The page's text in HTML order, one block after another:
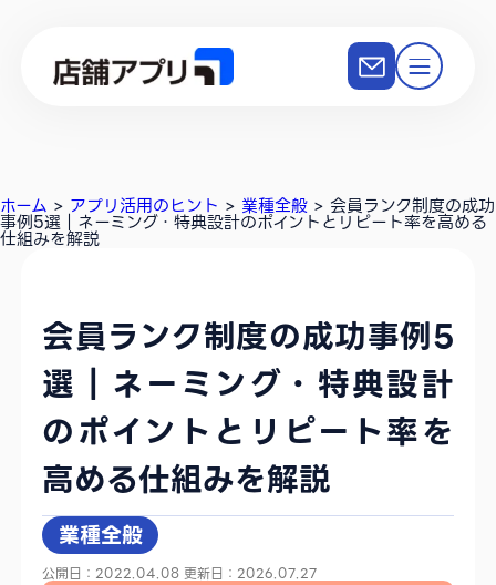
ホーム >アプリ活用のヒント > 業種全般 > 会員ランク制度の成功
事例5選｜ネーミング・特典設計のポイントとリピート率を高める
仕組みを解説
会員ランク制度の成功事例5
選｜ネーミング・特典設計
のポイントとリピート率を
高める仕組みを解説
業種全般
公開日：2022.04.08 更新日：2026.07.27